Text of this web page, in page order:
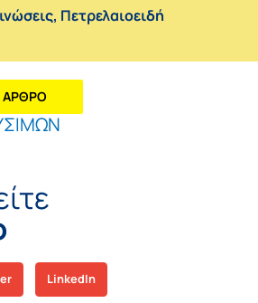
, Πετρελαιοειδή
ΑΡΘΡΟ
LinkedIn